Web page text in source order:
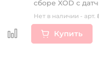
сборе XOD c
задний и
Нет в наличии - арт.
Купить